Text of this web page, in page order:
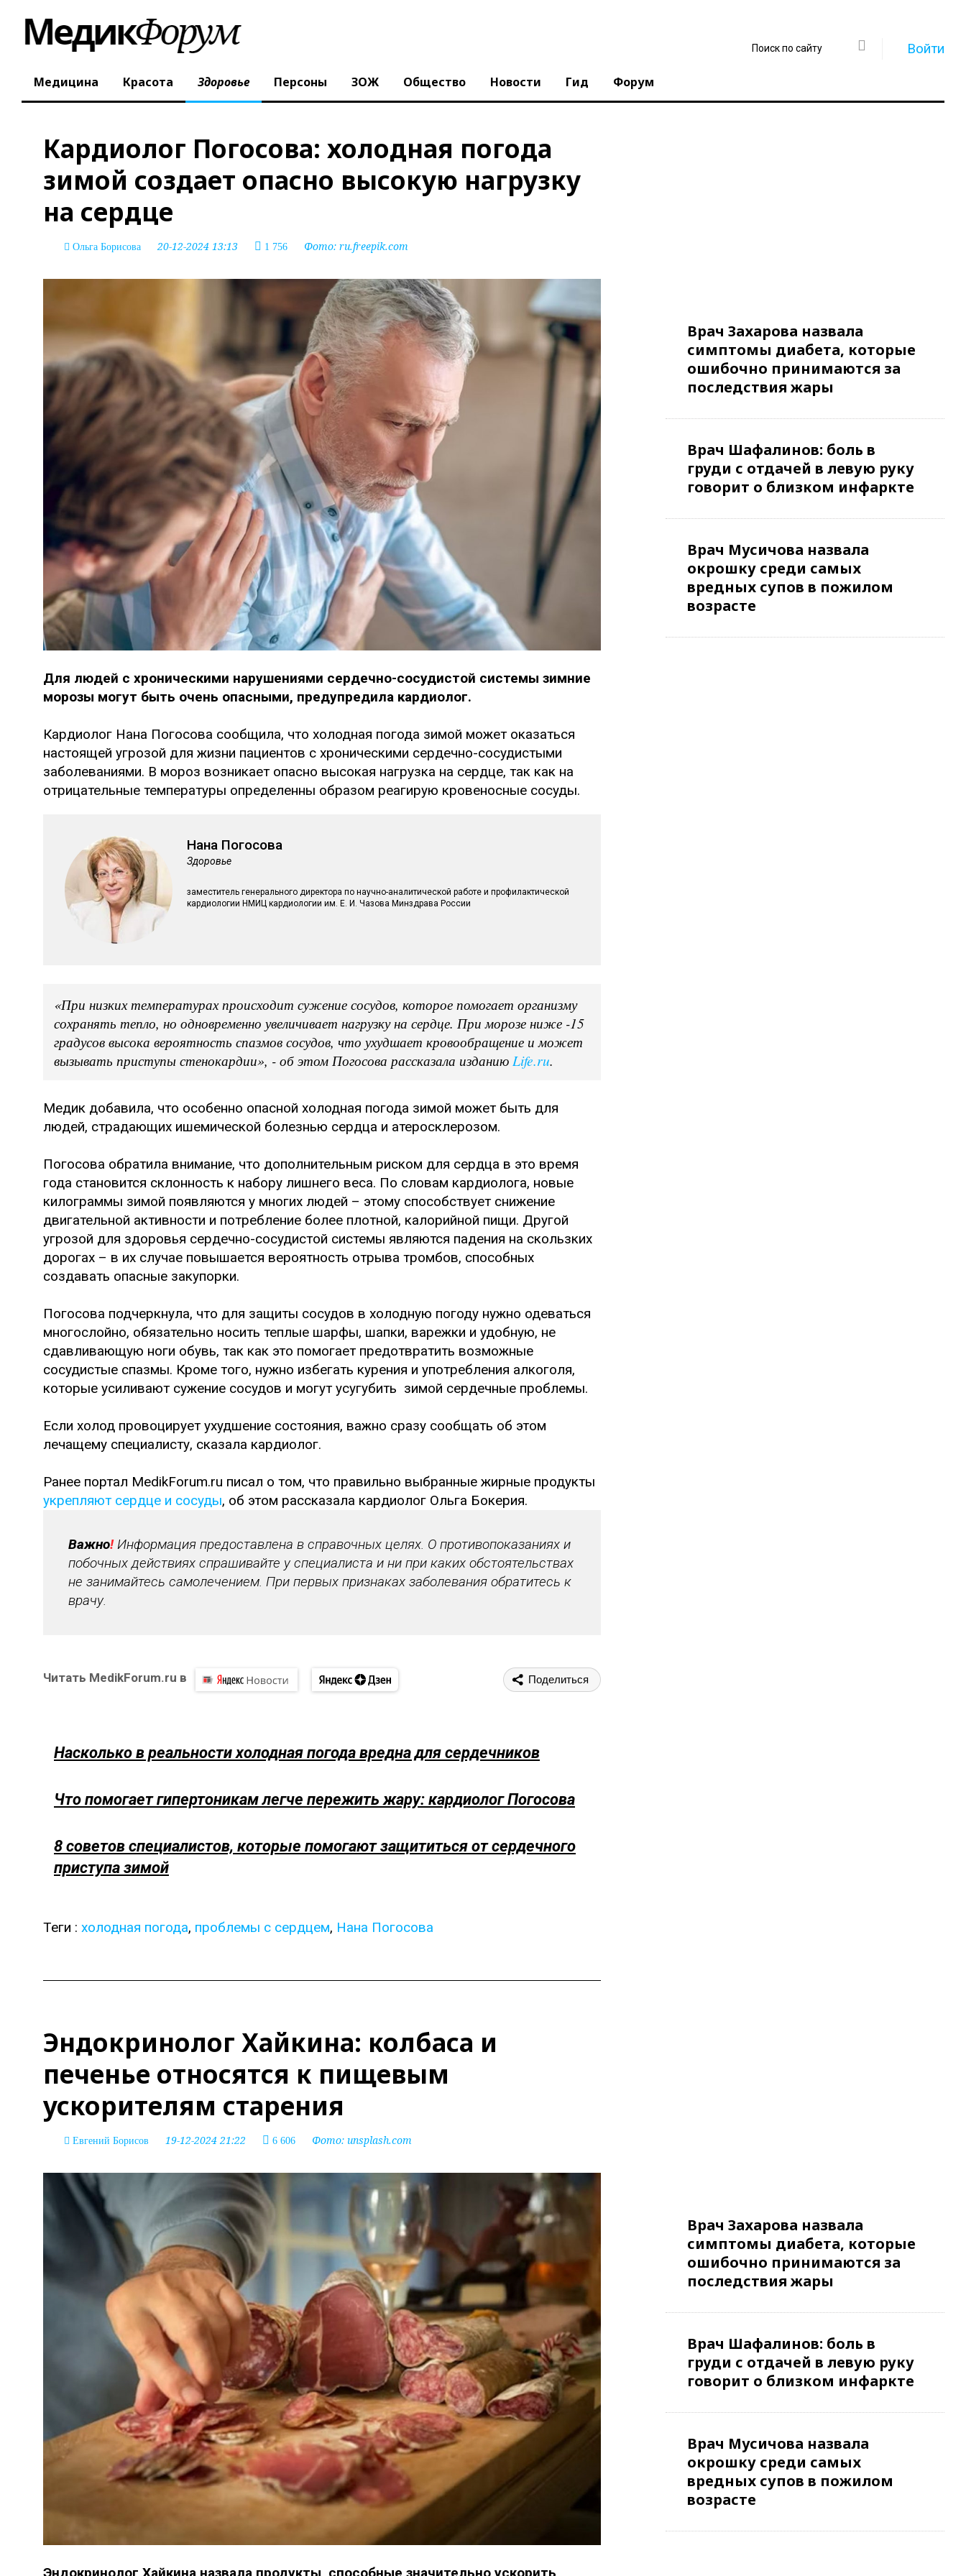
Войти
Медицина Красота Здоровье Персоны ЗОЖ Общество Новости Гид Форум
Кардиолог Погосова: холодная погода
зимой создает опасно высокую нагрузку
на сердце
Ольга Борисова 20-12-2024 13:13 1 756 Фото: ru.freepik.com
Для людей с хроническими нарушениями сердечно-сосудистой системы зимние
морозы могут быть очень опасными, предупредила кардиолог.
Кардиолог Нана Погосова сообщила, что холодная погода зимой может оказаться
настоящей угрозой для жизни пациентов с хроническими сердечно-сосудистыми
заболеваниями. В мороз возникает опасно высокая нагрузка на сердце, так как на
отрицательные температуры определенны образом реагирую кровеносные сосуды.
Нана Погосова
Здоровье
заместитель генерального директора по научно-аналитической работе и профилактической
кардиологии НМИЦ кардиологии им. Е. И. Чазова Минздрава России
«При низких температурах происходит сужение сосудов, которое помогает организму
сохранять тепло, но одновременно увеличивает нагрузку на сердце. При морозе ниже -15
градусов высока вероятность спазмов сосудов, что ухудшает кровообращение и может
вызывать приступы стенокардии», - об этом Погосова рассказала изданиюLife.ru.
Медик добавила, что особенно опасной холодная погода зимой может быть для
людей, страдающих ишемической болезнью сердца и атеросклерозом.
Погосова обратила внимание, что дополнительным риском для сердца в это время
года становится склонность к набору лишнего веса. По словам кардиолога, новые
килограммы зимой появляются у многих людей – этому способствует снижение
двигательной активности и потребление более плотной, калорийной пищи. Другой
угрозой для здоровья сердечно-сосудистой системы являются падения на скользких
дорогах – в их случае повышается вероятность отрыва тромбов, способных
создавать опасные закупорки.
Погосова подчеркнула, что для защиты сосудов в холодную погоду нужно одеваться
многослойно, обязательно носить теплые шарфы, шапки, варежки и удобную, не
сдавливающую ноги обувь, так как это помогает предотвратить возможные
сосудистые спазмы. Кроме того, нужно избегать курения и употребления алкоголя,
которые усиливают сужение сосудов и могут усугубить зимой сердечные проблемы.
Если холод провоцирует ухудшение состояния, важно сразу сообщать об этом
лечащему специалисту, сказала кардиолог.
Ранее портал MedikForum.ru писал о том, что правильно выбранные жирные продукты
укрепляют сердце и сосуды, об этом рассказала кардиолог Ольга Бокерия.
Важно!Информация предоставлена в справочных целях. О противопоказаниях и
побочных действиях спрашивайте у специалиста и ни при каких обстоятельствах
не занимайтесь самолечением. При первых признаках заболевания обратитесь к
врачу.
Читать MedikForum.ru в Поделиться
Насколько в реальности холодная погода вредна для сердечников
Что помогает гипертоникам легче пережить жару: кардиолог Погосова
8 советов специалистов, которые помогают защититься от сердечного
приступа зимой
Теги : холодная погода, проблемы с сердцем, Нана Погосова
Врач Захарова назвала
симптомы диабета, которые
ошибочно принимаются за
последствия жары
Врач Шафалинов: боль в
груди с отдачей в левую руку
говорит о близком инфаркте
Врач Мусичова назвала
окрошку среди самых
вредных супов в пожилом
возрасте
Эндокринолог Хайкина: колбаса и
печенье относятся к пищевым
ускорителям старения
Евгений Борисов 19-12-2024 21:22 6 606 Фото: unsplash.com
Эндокринолог Хайкина назвала продукты, способные значительно ускорить
Врач Захарова назвала
симптомы диабета, которые
ошибочно принимаются за
последствия жары
Врач Шафалинов: боль в
груди с отдачей в левую руку
говорит о близком инфаркте
Врач Мусичова назвала
окрошку среди самых
вредных супов в пожилом
возрасте